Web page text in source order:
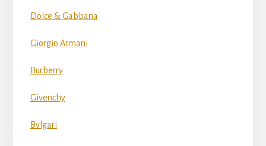
Dolce & Gabbana
Giorgio Armani
Burberry
Givenchy
Bvlgari